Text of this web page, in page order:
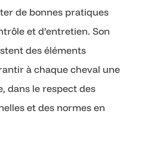
de bonnes pratiques
et d’entretien. Son
des éléments
à chaque cheval une
dans le respect des
et des normes en